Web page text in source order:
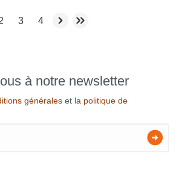
3 4
à notre newsletter
générales et la politique de